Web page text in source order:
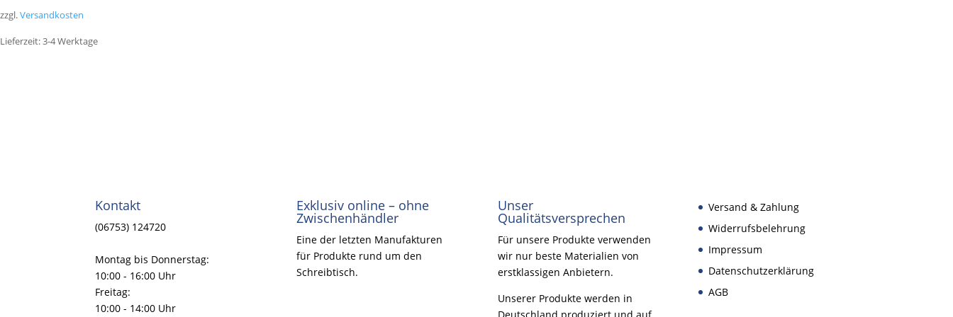
zzgl.Versandkosten
Lieferzeit:3-4 Werktage
Kontakt
(06753) 124720
Montag bis Donnerstag:
10:00 - 16:00 Uhr
Freitag:
10:00 - 14:00 Uhr
Exklusiv online – ohne
Zwischenhändler
Eine der letzten Manufakturen
für Produkte rund um den
Schreibtisch.
Unser
Qualitätsversprechen
Für unsere Produkte verwenden
wir nur beste Materialien von
erstklassigen Anbietern.
Unserer Produkte werden in
Versand & Zahlung
Widerrufsbelehrung
Impressum
Datenschutzerklärung
AGB